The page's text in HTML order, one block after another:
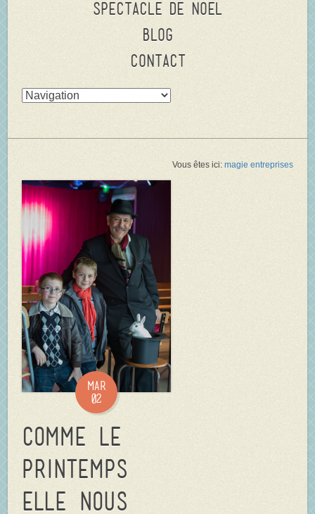
Spectacle de Noel
Blog
Contact
Vous êtes ici: magie entreprises
Mar
02
Comme le
printemps
elle nous